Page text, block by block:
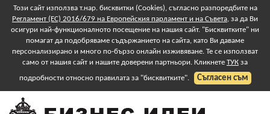
Този сайт използва т.нар. бисквитки (Cookies), съгласно разпоредбите на
Регламент (ЕС) 2016/679 на Европейския парламент и на Съвета, за да Ви
осигури най-функционалното посещение на нашия сайт. "Бисквитките" ни
помагат да подобряваме съдържанието на сайта, като Ви даваме
персонализирано и много по-бързо онлайн изживяване. Те се използват
само от нашия сайт и нашите доверени партньори. Кликнете ТУК за
подробности относно правилата за "бисквитките".
Съгласен съм